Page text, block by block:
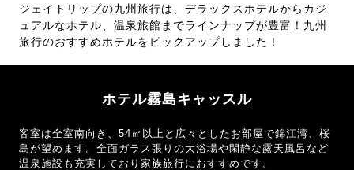
ジェイトリップの九州旅行は、デラックスホテルからカジ
ュアルなホテル、温泉旅館までラインナップが豊富！九州
旅行のおすすめホテルをピックアップしました！
ホテル霧島キャッスル
客室は全室南向き、54㎡以上と広々としたお部屋で錦江湾、桜
島が望めます。全面ガラス張りの大浴場や閑静な露天風呂など
温泉施設も充実しており家族旅行におすすめです。